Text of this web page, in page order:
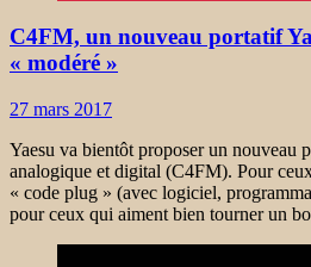
C4FM, un nouveau portatif
« modéré »
27 mars 2017
Yaesu va bientôt proposer un
analogique et digital (C4FM). Pour
« code plug » (avec logiciel,
pour ceux qui aiment bien tourner un